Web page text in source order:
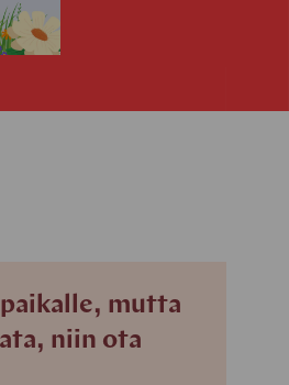
paikalle, mutta
niin ota